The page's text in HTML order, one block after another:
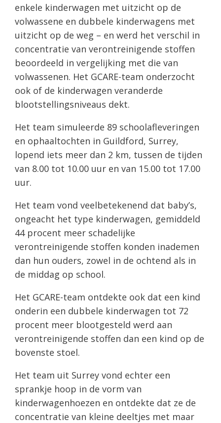
enkele kinderwagen met uitzicht op de
volwassene en dubbele kinderwagens met
uitzicht op de weg – en werd het verschil in
concentratie van verontreinigende stoffen
beoordeeld in vergelijking met die van
volwassenen. Het GCARE-team onderzocht
ook of de kinderwagen veranderde
blootstellingsniveaus dekt.
Het team simuleerde 89 schoolafleveringen
en ophaaltochten in Guildford, Surrey,
lopend iets meer dan 2 km, tussen de tijden
van 8.00 tot 10.00 uur en van 15.00 tot 17.00
uur.
Het team vond veelbetekenend dat baby’s,
ongeacht het type kinderwagen, gemiddeld
44 procent meer schadelijke
verontreinigende stoffen konden inademen
dan hun ouders, zowel in de ochtend als in
de middag op school.
Het GCARE-team ontdekte ook dat een kind
onderin een dubbele kinderwagen tot 72
procent meer blootgesteld werd aan
verontreinigende stoffen dan een kind op de
bovenste stoel.
Het team uit Surrey vond echter een
sprankje hoop in de vorm van
kinderwagenhoezen en ontdekte dat ze de
concentratie van kleine deeltjes met maar